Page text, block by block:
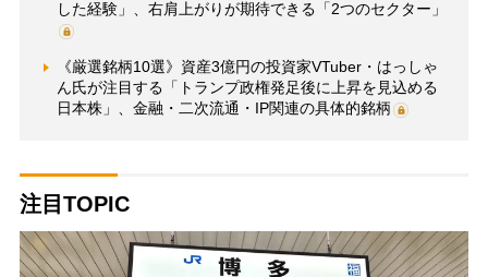
した経験」、右肩上がりが期待できる「2つのセクター」
《厳選銘柄10選》資産3億円の投資家VTuber・はっしゃ
ん氏が注目する「トランプ政権発足後に上昇を見込める
日本株」、金融・二次流通・IP関連の具体的銘柄
注目TOPIC